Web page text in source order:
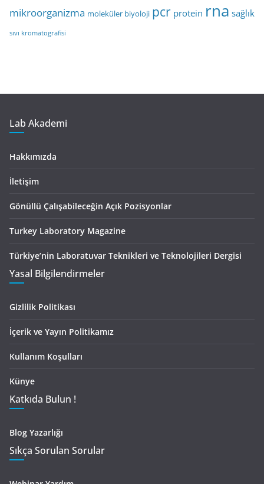
mikroorganizma moleküler biyoloji pcr protein rna sağlık
sıvı kromatografisi
Lab Akademi
Hakkımızda
İletişim
Gönüllü Çalışabileceğin Açık Pozisyonlar
Turkey Laboratory Magazine
Türkiye’nin Laboratuvar Teknikleri ve Teknolojileri Dergisi
Yasal Bilgilendirmeler
Gizlilik Politikası
İçerik ve Yayın Politikamız
Kullanım Koşulları
Künye
Katkıda Bulun !
Blog Yazarlığı
Sıkça Sorulan Sorular